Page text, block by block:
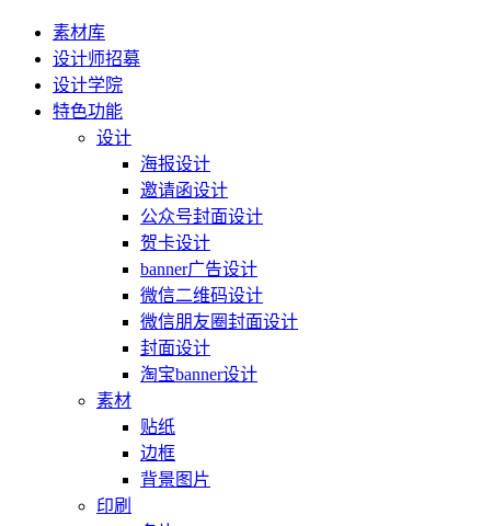
素材库
设计师招募
设计学院
特色功能
设计
海报设计
邀请函设计
公众号封面设计
贺卡设计
banner广告设计
微信二维码设计
微信朋友圈封面设计
封面设计
淘宝banner设计
素材
贴纸
边框
背景图片
印刷